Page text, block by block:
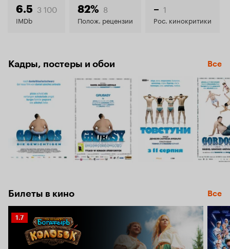
6.7
6.5 3 100
IMDb
82% 8
Полож. рецензии
– 1
Рос. кинокритики
Кадры, постеры и обои Все
Билеты в кино Все
Рейтинг
Кинопоиска
1.7